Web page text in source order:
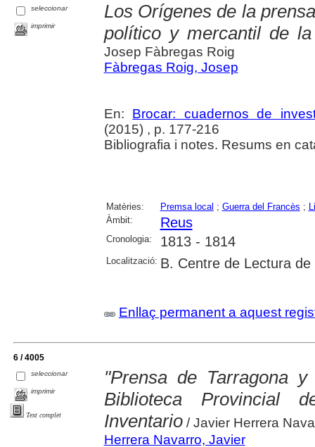
seleccionar
imprimir
Los Orígenes de la
político y mercantil de
Josep Fàbregas Roig
Fàbregas Roig, Josep
En: Brocar: cuadernos de
(2015) , p. 177-216
Bibliografia i notes. Resums en
Matèries: Premsa local ; Guerra del Francès ;
Àmbit:
Reus
Cronologia: 1813 - 1814
Localització: B. Centre de Lectura de
Enllaç permanent a aquest
6 / 4005
seleccionar
imprimir
Text complet
"Prensa de Tarragona
Biblioteca Provincial
Inventario/ Javier Herrera
Herrera Navarro, Javier